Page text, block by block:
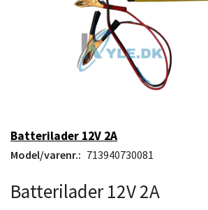
Batterilader 12V 2A
Model/varenr.: 713940730081
Batterilader 12V 2A